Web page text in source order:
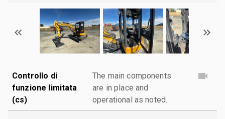
Controllo di
funzione limitata
(cs)
The main components
are in place and
operational as noted.